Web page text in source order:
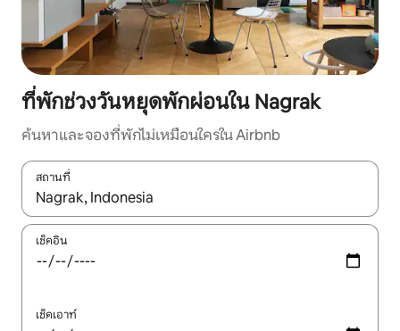
ที่พักช่วงวันหยุดพักผ่อนใน Nagrak
ค้นหาและจองที่พักไม่เหมือนใครใน Airbnb
สถานที่
ใช้ลูกศรขึ้นลง หรือใช้การสัมผัสหรือปัด เพื่อสำรวจผลการค้นหา
เช็คอิน
เช็คเอาท์